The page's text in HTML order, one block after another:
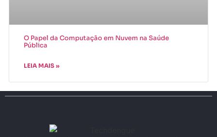
O Papel da Computação em Nuvem na Saúde
Pública
LEIA MAIS »